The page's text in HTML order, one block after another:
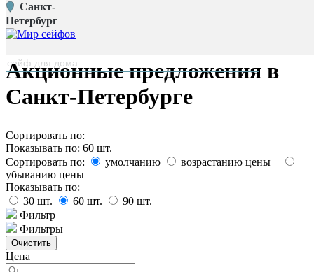
Санкт-
Петербург
Главная страница
Каталог
наверх
Акционные предложения в
Санкт-Петербурге
Сортировать по:
Показывать по: 60 шт.
Сортировать по:
умолчанию
возрастанию цены
убыванию цены
Показывать по:
30 шт. 60 шт. 90 шт.
Фильтр
Фильтры
Цена